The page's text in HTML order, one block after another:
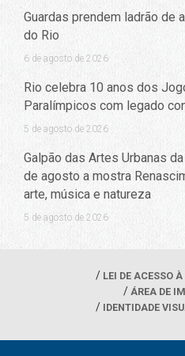
Guardas prendem ladrão de
do Rio
6 de agosto de 2026
Rio celebra 10 anos dos
Paralímpicos com legado
5 de agosto de 2026
Galpão das Artes Urbanas
de agosto a mostra
arte, música e natureza
5 de agosto de 2026
LEI DE ACESSO
ÁREA DE
IDENTIDADE